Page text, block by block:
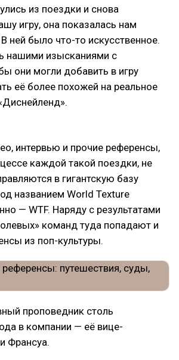
из поездки и снова
игру, она показалась нам
ней было что-то искусственное.
нашими изысканиями с
они могли добавить в игру
её более похожей на реальное
интервью и прочие референсы,
каждой такой поездки, не
в гигантскую базу
названием World Texture
— WTF. Наряду с результатами
команд туда попадают и
из поп-культуры.
проповедник столь
в компании — её вице-
Франсуа.